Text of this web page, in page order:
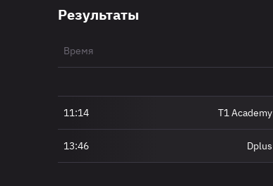
Результаты
Время
11:14 T1 Academy
13:46 Dplus